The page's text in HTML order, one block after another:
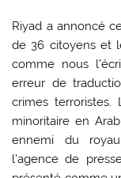
Riyad a annoncé
de 36 citoyens et
comme nous
erreur de
crimes terroristes.
minoritaire en
ennemi du
l’agence de